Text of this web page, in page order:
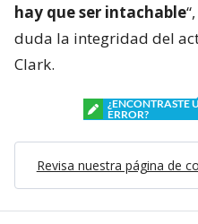
hay que ser intachable
duda la integridad del
Clark.
¿ENCONTRASTE
ERROR?
Revisa nuestra página de